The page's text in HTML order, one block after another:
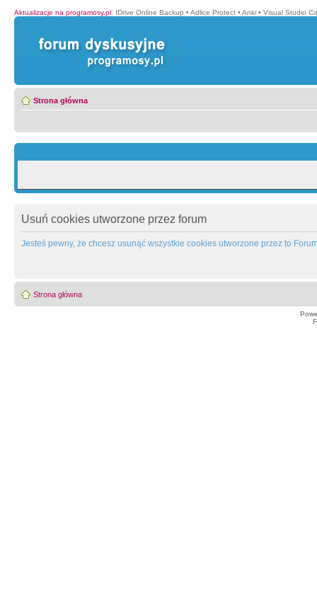
Aktualizacje na programosy.pl: IDrive Online Backup • Adlice Protect • Anki • Visual Studio
Strona główna
Usuń cookies utworzone przez forum
Jesteś pewny, że chcesz usunąć wszystkie cookies utworzone przez to
Strona główna